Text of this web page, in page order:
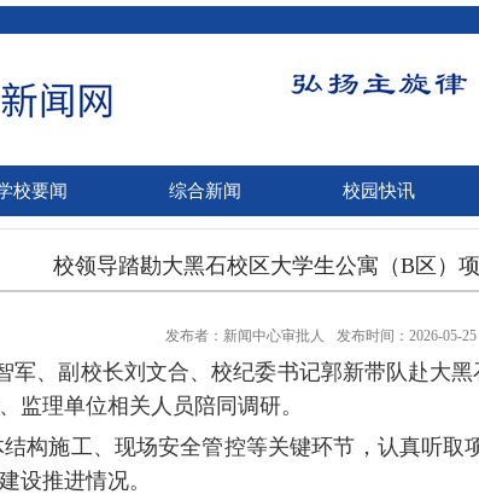
校要闻 综合新闻 校园快讯
校领导踏勘大黑石校区大学生公寓（B区）
发布者：新闻中心审批人 发布时间：2026-05-25
军、副校长刘文合、校纪委书记郭新带队赴大
监理单位相关人员陪同调研。
构施工、现场安全管控等关键环节，认真听取
设推进情况。